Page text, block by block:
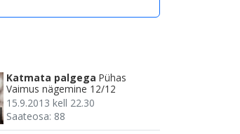
Katmata palgega Pühas
Vaimus nägemine 12/12
15.9.2013 kell 22.30
Saateosa: 88